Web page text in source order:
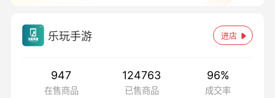
乐玩手游 进店
947
在售商品
124763
已售商品
96%
成交率